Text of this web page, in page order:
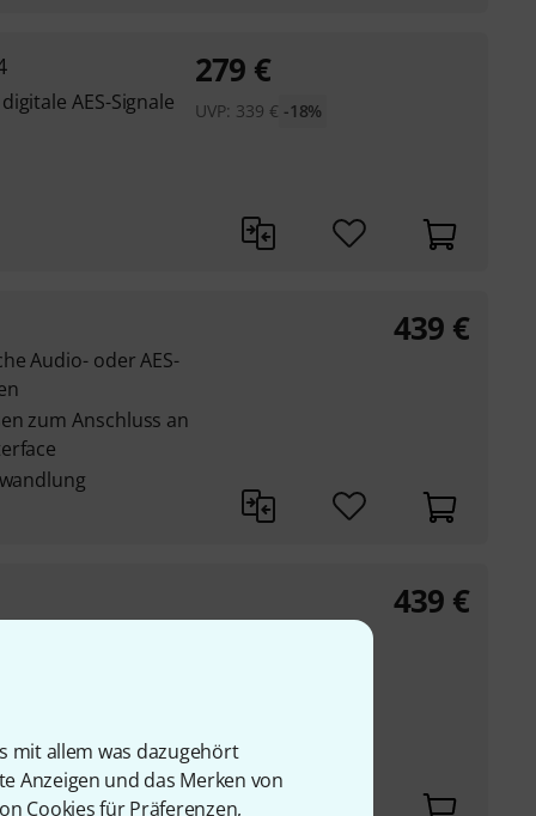
mit allem was dazugehört
Anzeigen und das Merken von
Cookies für Präferenzen,
AES-Signale
279 €
UVP: 339 € -18%
Audio- oder AES-
zum Anschluss an
439 €
439 €